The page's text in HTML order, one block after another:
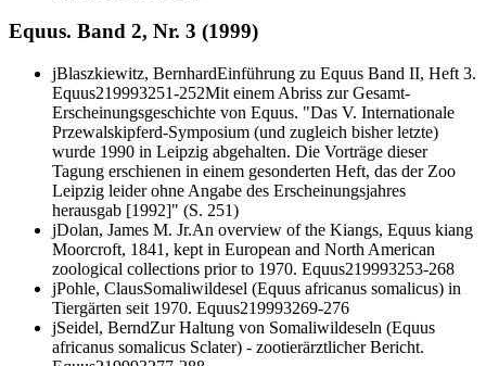
Equus. Band 2, Nr. 3 (1999)
jBlaszkiewitz, BernhardEinführung zu Equus Band II, Heft 3.
Equus219993251-252Mit einem Abriss zur Gesamt-
Erscheinungsgeschichte von Equus. "Das V. Internationale
Przewalskipferd-Symposium (und zugleich bisher letzte)
wurde 1990 in Leipzig abgehalten. Die Vorträge dieser
Tagung erschienen in einem gesonderten Heft, das der Zoo
Leipzig leider ohne Angabe des Erscheinungsjahres
herausgab [1992]" (S. 251)
jDolan, James M. Jr.An overview of the Kiangs, Equus kiang
Moorcroft, 1841, kept in European and North American
zoological collections prior to 1970. Equus219993253-268
jPohle, ClausSomaliwildesel (Equus africanus somalicus) in
Tiergärten seit 1970. Equus219993269-276
jSeidel, BerndZur Haltung von Somaliwildeseln (Equus
africanus somalicus Sclater) - zootierärztlicher Bericht.